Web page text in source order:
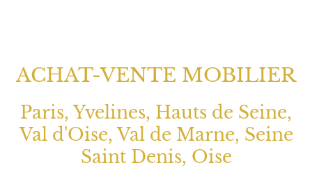
ACHAT-VENTE MOBILIER
Paris, Yvelines, Hauts de Seine,
Val d'Oise, Val de Marne, Seine
Saint Denis, Oise